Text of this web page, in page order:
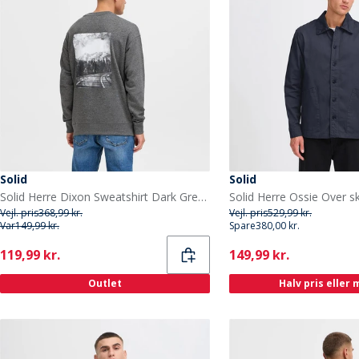
Solid
Solid Herre Dixon Sweatshirt Dark Grey Melange
Vejl. pris368,99 kr.
Var149,99 kr.
Current
119,99 kr.
Outlet
Solid
Vejl. pris529,99 kr.
Spare380,00 kr.
Current
149,99 kr.
Halv pris eller